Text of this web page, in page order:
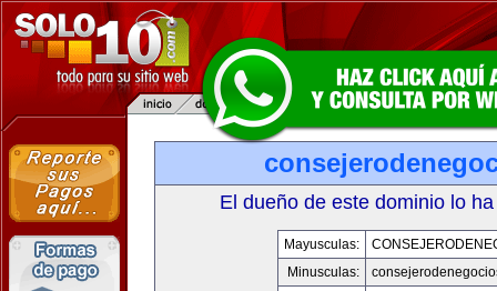
El dueño de este dominio lo
Mayusculas:
Minusculas: